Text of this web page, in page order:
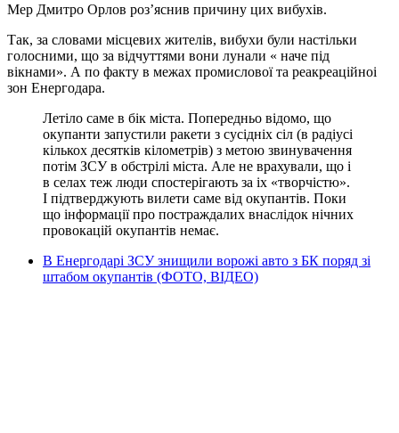
Мер Дмитро Орлов роз’яснив причину цих вибухів.
Так, за словами місцевих жителів, вибухи були настільки
голосними, що за відчуттями вони лунали « наче під
вікнами». А по факту в межах промислової та реакреаційноі
зон Енергодара.
Летіло саме в бік міста. Попередньо відомо, що
окупанти запустили ракети з сусідніх сіл (в радіусі
кількох десятків кілометрів) з метою звинувачення
потім ЗСУ в обстрілі міста. Але не врахували, що і
в селах теж люди спостерігають за іх «творчістю».
І підтверджують вилети саме від окупантів. Поки
що інформації про постраждалих внаслідок нічних
провокацій окупантів немає.
В Енергодарі ЗСУ знищили ворожі авто з БК поряд зі
штабом окупантів (ФОТО, ВІДЕО)